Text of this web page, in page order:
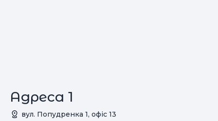
Адреса 1
вул. Попудренка 1, офіс 13